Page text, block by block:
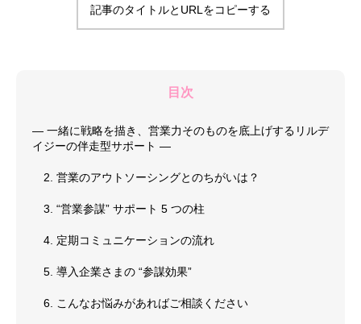
記事のタイトルとURLをコピーする
目次
― 一緒に戦略を描き、営業力そのものを底上げするリルデ
イジーの伴走型サポート ―
2. 営業のアウトソーシングとのちがいは？
3. “営業参謀” サポート 5 つの柱
4. 定期コミュニケーションの流れ
5. 導入企業さまの “参謀効果”
6. こんなお悩みがあればご相談ください